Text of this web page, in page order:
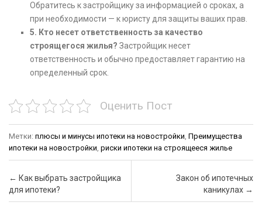
Обратитесь к застройщику за информацией о сроках, а
при необходимости — к юристу для защиты ваших прав.
5. Кто несет ответственность за качество
строящегося жилья? Застройщик несет
ответственность и обычно предоставляет гарантию на
определенный срок.
Оценить Пост
Метки: плюсы и минусы ипотеки на новостройки Преимущества
ипотеки на новостройки риски ипотеки на строящееся жилье
Почтовая навигация
← Как выбрать застройщика
для ипотеки?
Закон об ипотечных
каникулах →